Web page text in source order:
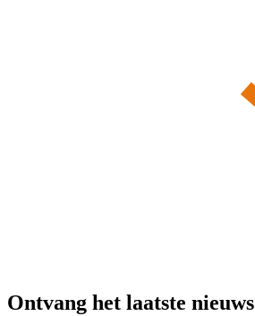
Ontvang het laatste nieuws